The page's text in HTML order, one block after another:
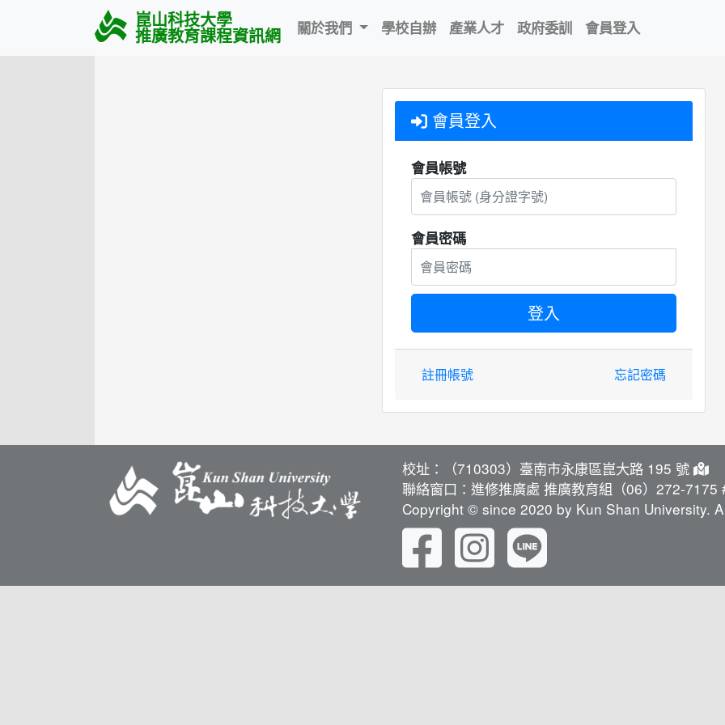
崑山科技大學
推廣教育課程資訊網 關於我們 學校自辦 產業人才 政府委訓 會員登入
會員登入
會員帳號
會員密碼
註冊帳號 忘記密碼
校址：（710303）臺南市永康區崑大路 195 號
聯絡窗口：進修推廣處 推廣教育組（06）272-7175
Copyright © since 2020 by Kun Shan University.